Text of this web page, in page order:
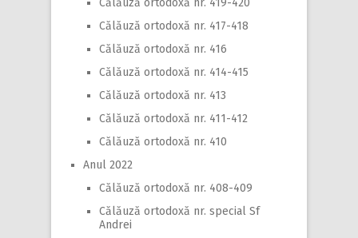
Călăuză ortodoxă nr. 417-418
Călăuză ortodoxă nr. 416
Călăuză ortodoxă nr. 414-415
Călăuză ortodoxă nr. 413
Călăuză ortodoxă nr. 411-412
Călăuză ortodoxă nr. 410
Anul 2022
Călăuză ortodoxă nr. 408-409
Călăuză ortodoxă nr. special Sf
Andrei